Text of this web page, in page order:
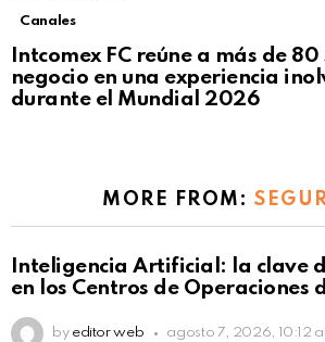
Canales
Intcomex FC reúne a más de 80
negocio en una experiencia
durante el Mundial 2026
MORE FROM:
Inteligencia Artificial: la clave
en los Centros de Operaciones
by editor web agosto 7, 2026, 10:12